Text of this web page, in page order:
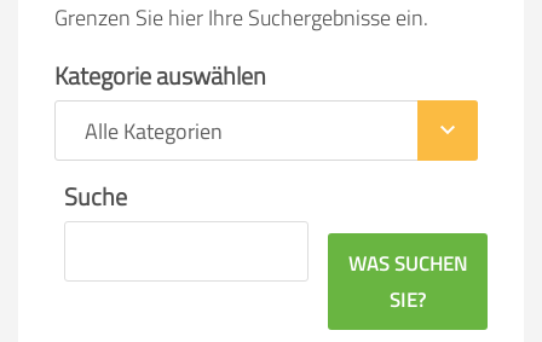
Grenzen Sie hier Ihre Suchergebnisse ein.
Kategorie auswählen
keyboard_arrow_down
Suche
WAS SUCHEN
SIE?